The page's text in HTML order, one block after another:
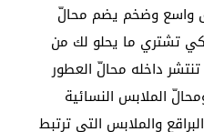
واسع وضخم يضم محالّ
تشتري ما يحلو لك من
داخله محالّ العطور
الملابس النسائية
والملابس التي ترتبط